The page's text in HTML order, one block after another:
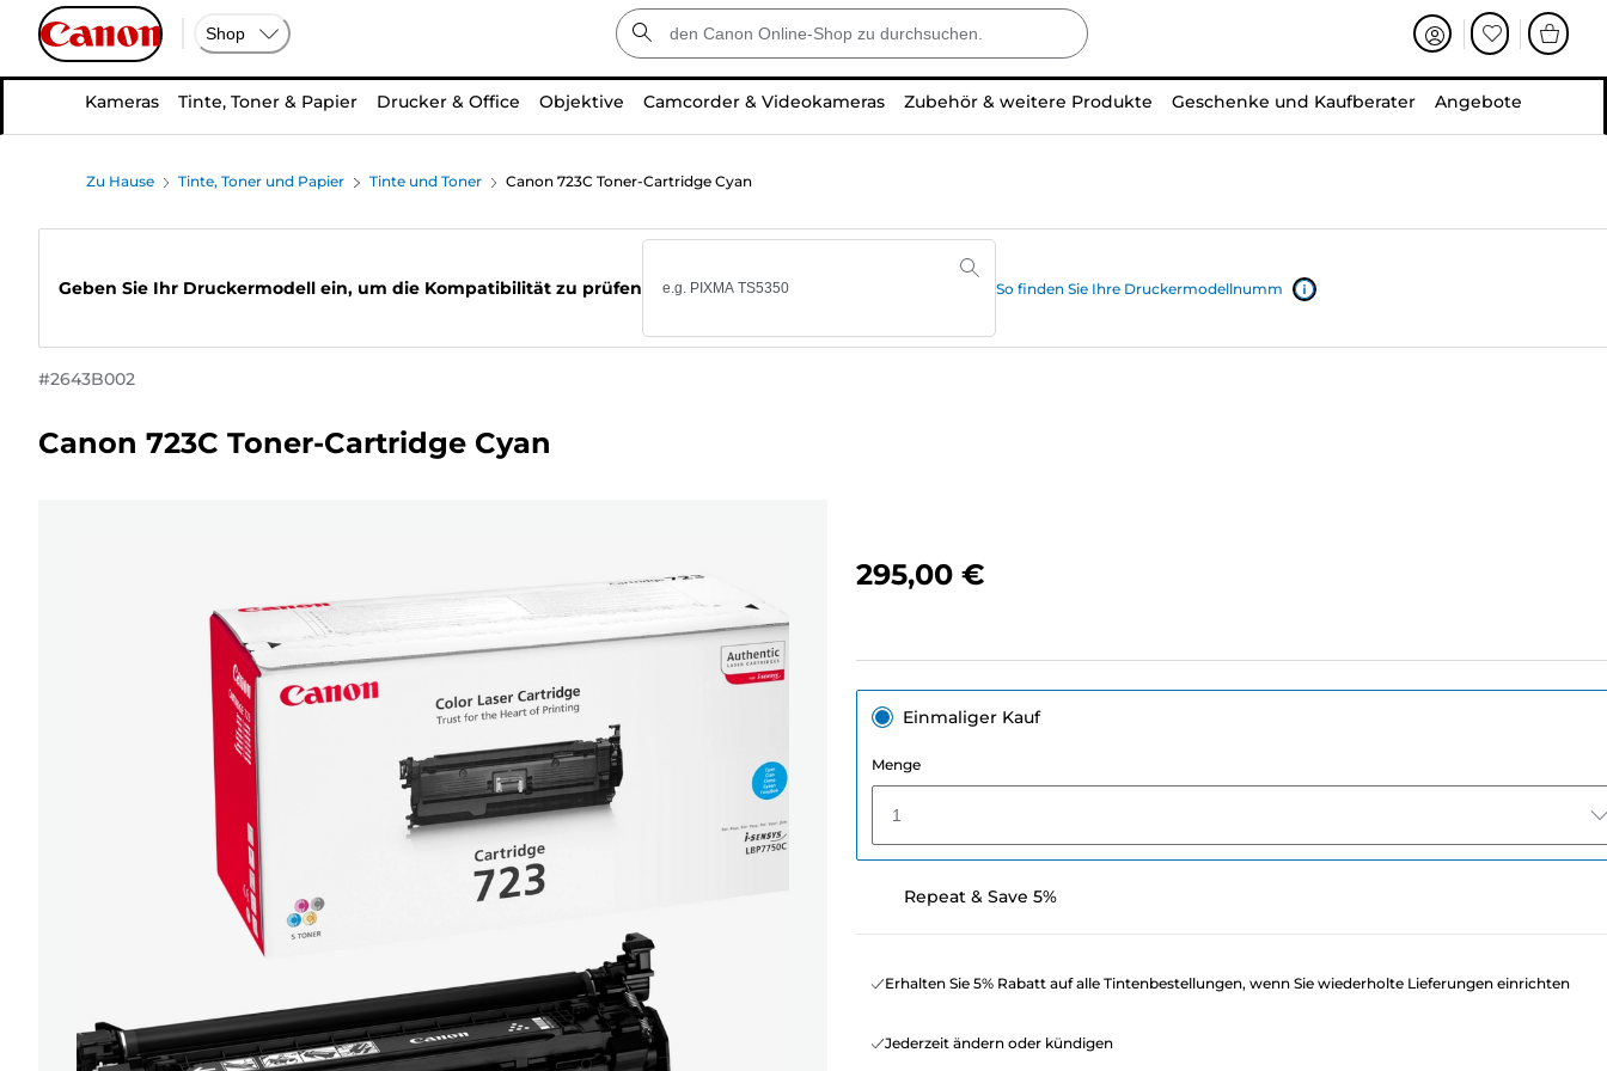
Shop
Kameras Tinte, Toner & Papier Drucker & Office Objektive Camcorder & Videokameras Zubehör & weitere Produkte Geschenke und Kaufberater Angebote
Zu Hause Tinte, Toner und Papier Tinte und Toner Canon 723C Toner-Cartridge Cyan
Geben Sie Ihr Druckermodell ein, um die Kompatibilität zu prüfen So finden Sie Ihre Druckermodellnumm
#2643B002
Canon 723C Toner-Cartridge Cyan
295,00 €
Einmaliger Kauf
Menge
1
Repeat & Save 5%
Erhalten Sie 5% Rabatt auf alle Tintenbestellungen, wenn Sie wiederholte Lieferungen einrichten
Jederzeit ändern oder kündigen